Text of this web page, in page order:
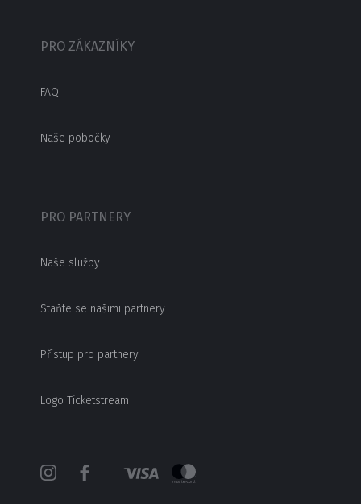
PRO ZÁKAZNÍKY
FAQ
Naše pobočky
PRO PARTNERY
Naše služby
Staňte se našimi partnery
Přístup pro partnery
Logo Ticketstream